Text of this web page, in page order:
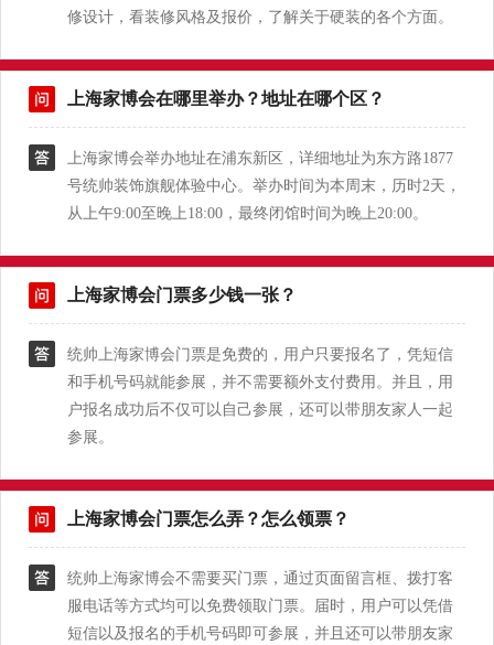
修设计，看装修风格及报价，了解关于硬装的各个方面。
上海家博会在哪里举办？地址在哪个区？
上海家博会举办地址在浦东新区，详细地址为东方路1877
号统帅装饰旗舰体验中心。举办时间为本周末，历时2天，
从上午9:00至晚上18:00，最终闭馆时间为晚上20:00。
上海家博会门票多少钱一张？
统帅上海家博会门票是免费的，用户只要报名了，凭短信
和手机号码就能参展，并不需要额外支付费用。并且，用
户报名成功后不仅可以自己参展，还可以带朋友家人一起
参展。
上海家博会门票怎么弄？怎么领票？
统帅上海家博会不需要买门票，通过页面留言框、拨打客
服电话等方式均可以免费领取门票。届时，用户可以凭借
短信以及报名的手机号码即可参展，并且还可以带朋友家